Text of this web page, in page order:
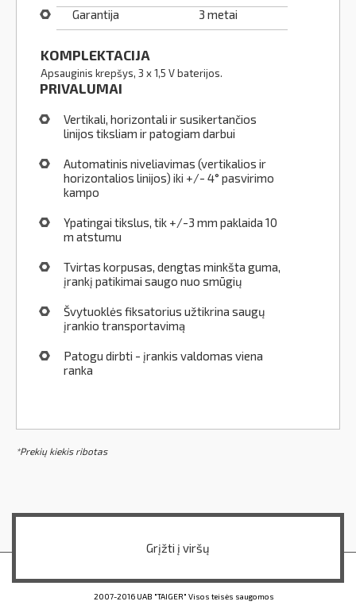
Garantija
3 metai
KOMPLEKTACIJA
Apsauginis krepšys, 3 x 1,5 V baterijos.
PRIVALUMAI
Vertikali, horizontali ir susikertančios
linijos tiksliam ir patogiam darbui
Automatinis niveliavimas (vertikalios ir
horizontalios linijos) iki +/- 4° pasvirimo
kampo
Ypatingai tikslus, tik +/-3 mm paklaida 10
m atstumu
Tvirtas korpusas, dengtas minkšta guma,
įrankį patikimai saugo nuo smūgių
Švytuoklės fiksatorius užtikrina saugų
įrankio transportavimą
Patogu dirbti - įrankis valdomas viena
ranka
*Prekių kiekis ribotas
Grįžti į viršų
2007-2016 UAB "TAIGER" Visos teisės saugomos